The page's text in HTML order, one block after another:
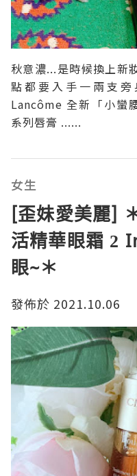
秋意濃...是時候換上新
點都要入手一兩支
Lancôme 全新「小蠻
系列唇膏 ......
女生
[歪妹愛美麗]
活精華眼霜 2
眼~＊
發佈於 2021.10.06